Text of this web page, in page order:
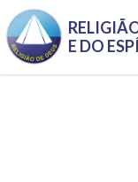
Pular para o conteúdo
E DO